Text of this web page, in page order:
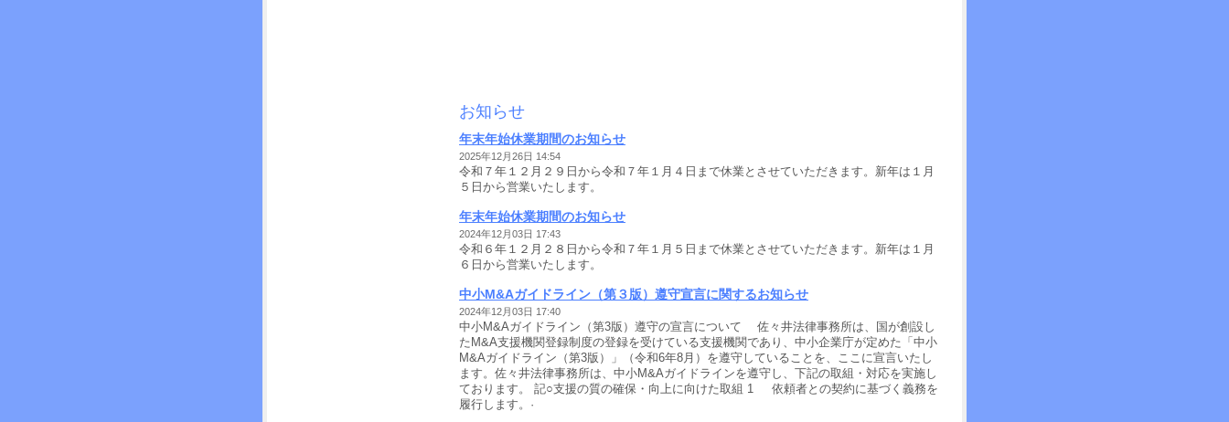
お知らせ
年末年始休業期間のお知らせ
2025年12月26日 14:54
令和７年１２月２９日から令和７年１月４日まで休業とさせていただきます。新年は１月
５日から営業いたします。
年末年始休業期間のお知らせ
2024年12月03日 17:43
令和６年１２月２８日から令和７年１月５日まで休業とさせていただきます。新年は１月
６日から営業いたします。
中小M&Aガイドライン（第３版）遵守宣言に関するお知らせ
2024年12月03日 17:40
中小M&Aガイドライン（第3版）遵守の宣言について 佐々井法律事務所は、国が創設し
たM&A支援機関登録制度の登録を受けている支援機関であり、中小企業庁が定めた「中小
M&Aガイドライン（第3版）」（令和6年8月）を遵守していることを、ここに宣言いたし
ます。佐々井法律事務所は、中小M&Aガイドラインを遵守し、下記の取組・対応を実施し
ております。 記○支援の質の確保・向上に向けた取組 1 依頼者との契約に基づく義務を
履行します。·